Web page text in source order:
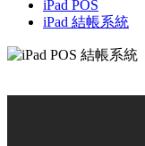
iPad POS
iPad 結帳系統